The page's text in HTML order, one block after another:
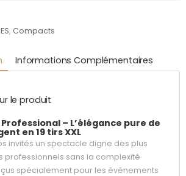
, Compacts
Informations Complémentaires
le produit
– L’élégance pure de
en 19 tirs XXL
invités un spectacle digne des plus
professionnels sans la complexité
spécialement pour les événements